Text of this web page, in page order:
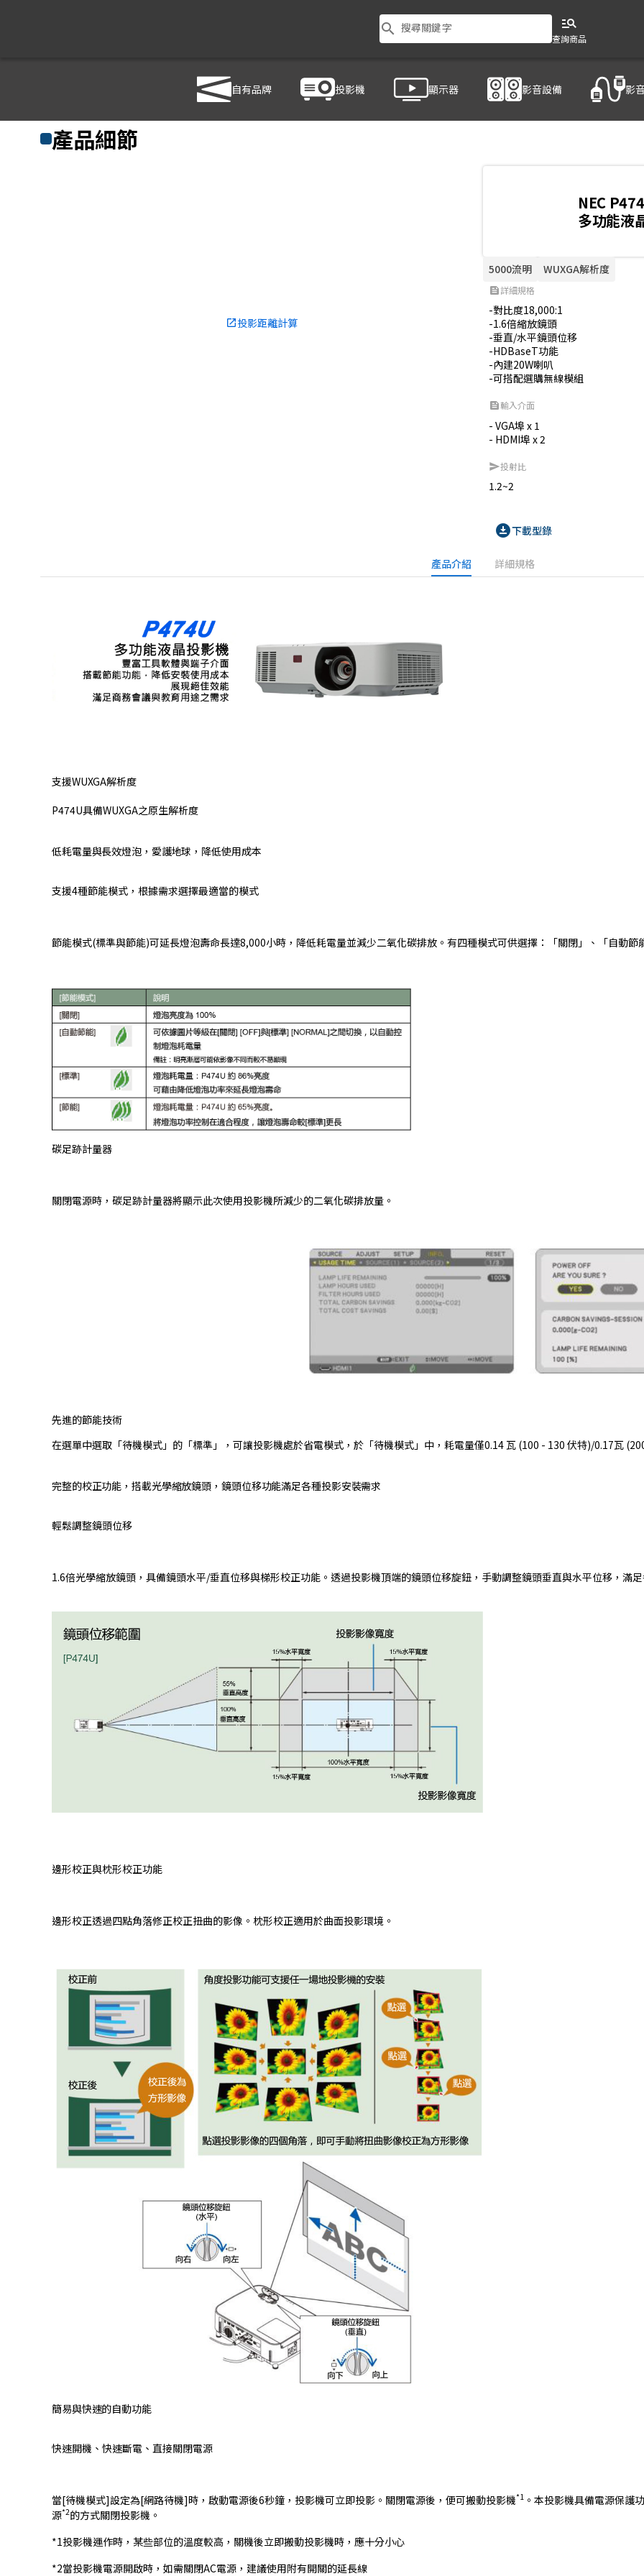
search 搜尋關鍵字 manage_search
查詢商品
自有品牌 投影機 顯示器 影音設備 影
NEC P474U
產品細節
launch投影距離計算
NEC
多功能液
5000流明 WUXGA解析度
feed詳細規格
-對比度18,000:1
-1.6倍縮放鏡頭
-垂直/水平鏡頭位移
-HDBaseT功能
-內建20W喇叭
-可搭配選購無線模組
feed輸入介面
- VGA埠 x 1
- HDMI埠 x 2
send投射比
1.2~2
download_for_offline下載型錄
產品介紹 詳細規格
支援WUXGA解析度
P474U具備WUXGA之原生解析度
低耗電量與長效燈泡，愛護地球，降低使用成本
支援4種節能模式，根據需求選擇最適當的模式
節能模式(標準與節能)可延長燈泡壽命長達8,000小時，降低耗電量並減少二氧化碳排放。有四種模式可供選擇：「關閉」、「自動節
碳足跡計量器
關閉電源時，碳足跡計量器將顯示此次使用投影機所減少的二氧化碳排放量。
先進的節能技術
在選單中選取「待機模式」的「標準」，可讓投影機處於省電模式，於「待機模式」中，耗電量僅0.14 瓦 (100 - 130 伏特)/0.17瓦
完整的校正功能，搭載光學縮放鏡頭，鏡頭位移功能滿足各種投影安裝需求
輕鬆調整鏡頭位移
1.6倍光學縮放鏡頭，具備鏡頭水平/垂直位移與梯形校正功能。透過投影機頂端的鏡頭位移旋鈕，手動調整鏡頭垂直與水平位移，滿足
邊形校正與枕形校正功能
邊形校正透過四點角落修正校正扭曲的影像。枕形校正適用於曲面投影環境。
簡易與快速的自動功能
快速開機、快速斷電、直接關閉電源
當[待機模式]設定為[網路待機]時，啟動電源後6秒鐘，投影機可立即投影。關閉電源後，便可搬動投影機*1 。本投影機具備電源保護
源*2的方式關閉投影機。
*1投影機運作時，某些部位的溫度較高，關機後立即搬動投影機時，應十分小心
*2當投影機電源開啟時，如需關閉AC電源，建議使用附有開關的延長線